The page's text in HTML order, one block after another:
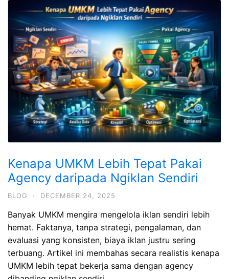
Kenapa UMKM Lebih Tepat Pakai
Agency daripada Ngiklan Sendiri
BLOG · DECEMBER 24, 2025
Banyak UMKM mengira mengelola iklan sendiri lebih
hemat. Faktanya, tanpa strategi, pengalaman, dan
evaluasi yang konsisten, biaya iklan justru sering
terbuang. Artikel ini membahas secara realistis kenapa
UMKM lebih tepat bekerja sama dengan agency